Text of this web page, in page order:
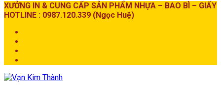
XƯỞNG IN & CUNG CẤP SẢN PHẨM NHỰA – BAO BÌ – GIẤY
HOTLINE : 0987.120.339 (Ngọc Huệ)